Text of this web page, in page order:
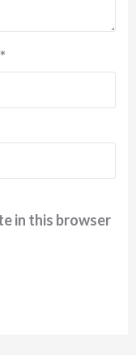
*
in this browser